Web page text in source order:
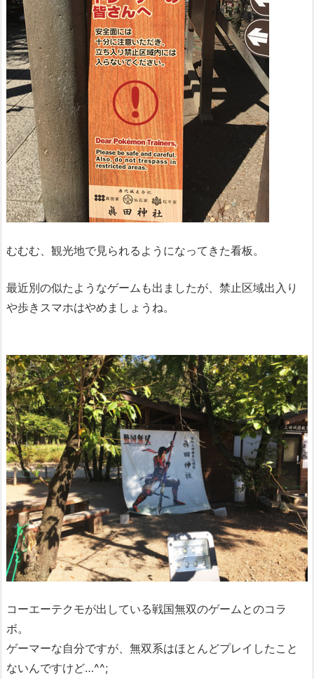
むむむ、観光地で見られるようになってきた看板。
最近別の似たようなゲームも出ましたが、禁止区域出入り
や歩きスマホはやめましょうね。
コーエーテクモが出している戦国無双のゲームとのコラ
ボ。
ゲーマーな自分ですが、無双系はほとんどプレイしたこと
ないんですけど…^^;